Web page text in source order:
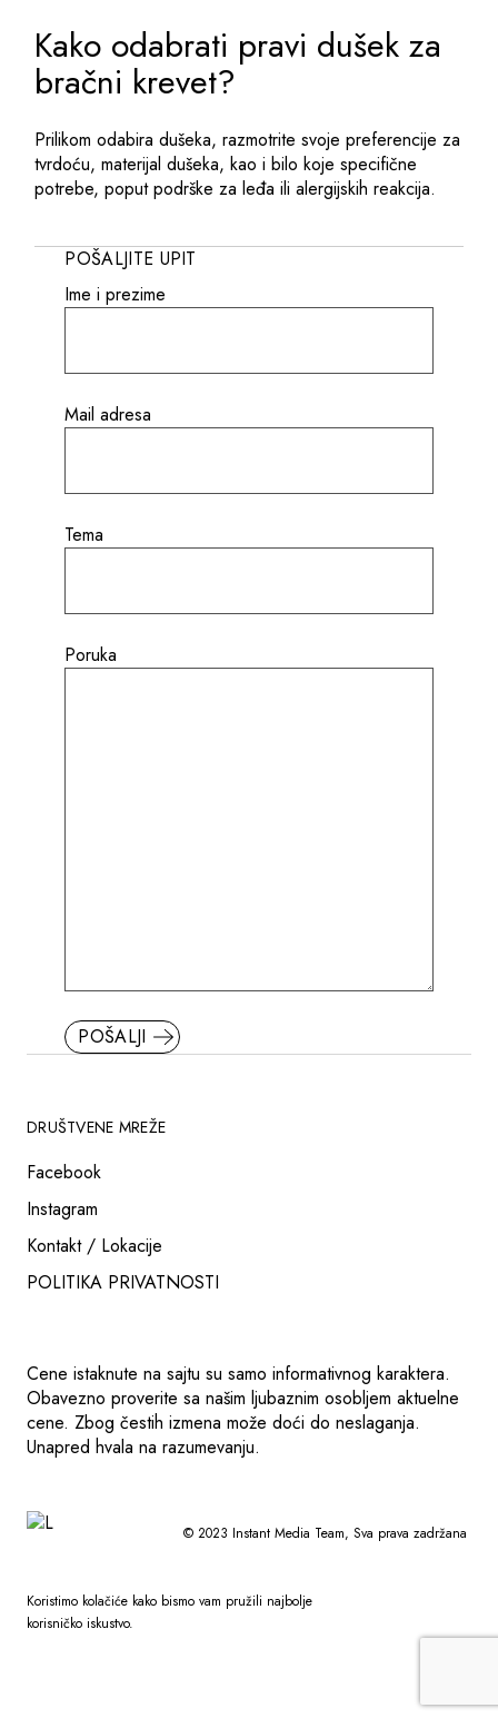
Kako odabrati pravi dušek za
bračni krevet?
Prilikom odabira dušeka, razmotrite svoje preferencije za
tvrdoću, materijal dušeka, kao i bilo koje specifične
potrebe, poput podrške za leđa ili alergijskih reakcija.
POŠALJITE UPIT
Ime i prezime
Mail adresa
Tema
Poruka
POŠALJI
DRUŠTVENE MREŽE
Facebook
Instagram
Kontakt / Lokacije
POLITIKA PRIVATNOSTI
Cene istaknute na sajtu su samo informativnog karaktera.
Obavezno proverite sa našim ljubaznim osobljem aktuelne
cene. Zbog čestih izmena može doći do neslaganja.
Unapred hvala na razumevanju.
© 2023 Instant Media Team, Sva prava zadržana
Koristimo kolačiće kako bismo vam pružili najbolje
korisničko iskustvo.